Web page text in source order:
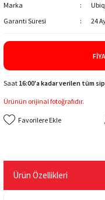
Marka
Garanti Süresi
24
Saat 16:00'a kadar verilen tüm
Ürünün orijinal fotoğrafıdır.
Ürün Özellikleri